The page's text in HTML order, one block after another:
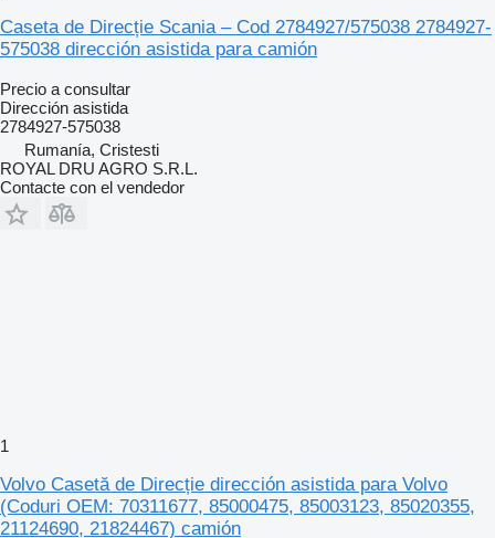
Caseta de Direcție Scania – Cod 2784927/575038 2784927-
575038 dirección asistida para camión
Precio a consultar
Dirección asistida
2784927-575038
Rumanía, Cristesti
ROYAL DRU AGRO S.R.L.
Contacte con el vendedor
1
Volvo Casetă de Direcție dirección asistida para Volvo
(Coduri OEM: 70311677, 85000475, 85003123, 85020355,
21124690, 21824467) camión